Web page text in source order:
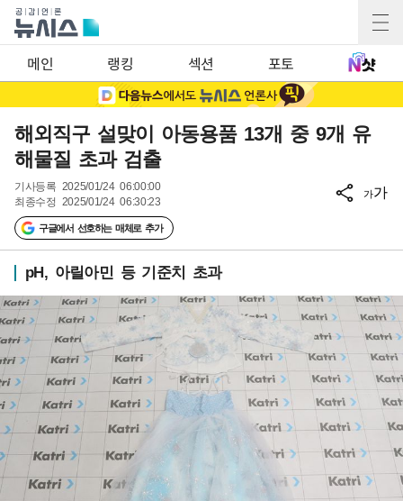
메인 랭킹 섹션 포토
해외직구 설맞이 아동용품 13개 중 9개 유
해물질 초과 검출
기사등록 2025/01/24 06:00:00
최종수정 2025/01/24 06:30:23
구글에서 선호하는 매체로 추가
가가
pH, 아릴아민 등 기준치 초과